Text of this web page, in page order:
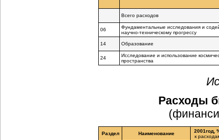
Всего расходов
06
Фундаментальные исследования и
научно-техническому прогрессу
14 Образование
24
Исследование и использование
пространства
Расходы
Раздел Наименование
2001год,
к